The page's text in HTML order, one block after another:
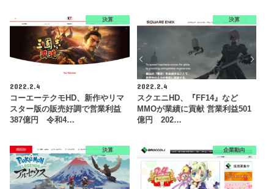
決算
2022.2.4
コーエーテクモHD、新作やリマ
スター版の販売好調で営業利益
387億円 令和4…
決算
2022.2.4
スクエニHD、『FF14』など
MMOが業績に貢献 営業利益501
億円 202…
決算 企業動向